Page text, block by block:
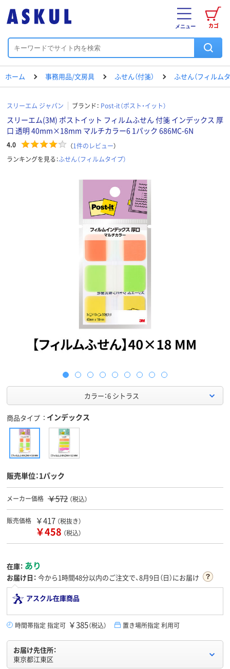
カゴ
メニュー
ホーム 事務用品/文房具 ふせん（付箋） ふせん（フィルム
スリーエム ジャパン ブランド： Post-it（ポスト・イット）
スリーエム(3M) ポストイット フィルムふせん 付箋 インデックス 厚
口 透明 40mm×18mm マルチカラー6 1パック 686MC-6N
4.0 （1件のレビュー）
ランキングを見る：ふせん（フィルムタイプ）
カラー：6 シトラス
商品タイプ インデックス
販売単位：1パック
メーカー価格 ￥572 （税込）
販売価格 ￥417 （税抜き）
￥458 （税込）
在庫： あり
お届け日： 今から1時間48分以内のご注文で、8月9日（日）にお届け
アスクル在庫商品
時間帯指定 指定可 ￥385（税込） 置き場所指定 利用可
お届け先住所：
東京都江東区